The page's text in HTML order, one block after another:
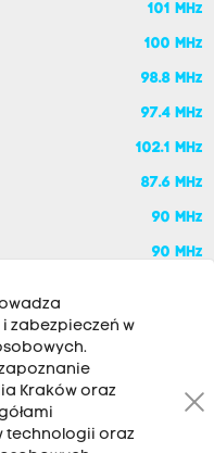
101 MHz
100 MHz
98.8 MHz
97.4 MHz
102.1 MHz
87.6 MHz
90 MHz
90 MHz
zabezpieczeń w
Kraków oraz
technologii oraz